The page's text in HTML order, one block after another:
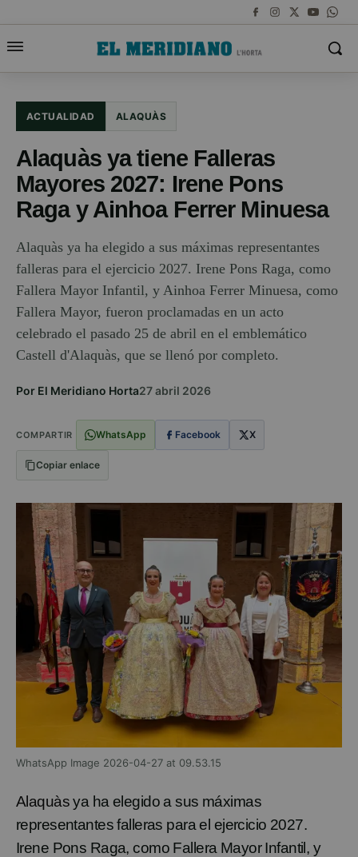
ACTUALIDAD ALAQUÀS
Alaquàs ya tiene Falleras
Mayores 2027: Irene Pons
Raga y Ainhoa Ferrer Minuesa
Alaquàs ya ha elegido a sus máximas representantes
falleras para el ejercicio 2027. Irene Pons Raga, como
Fallera Mayor Infantil, y Ainhoa Ferrer Minuesa, como
Fallera Mayor, fueron proclamadas en un acto
celebrado el pasado 25 de abril en el emblemático
Castell d'Alaquàs, que se llenó por completo.
Por El Meridiano Horta27 abril 2026
COMPARTIR WhatsApp Facebook X
Copiar enlace
WhatsApp Image 2026-04-27 at 09.53.15
Alaquàsya ha elegido a sus máximas
representantes falleras para el ejercicio 2027.
Irene Pons Raga, como Fallera Mayor Infantil, y